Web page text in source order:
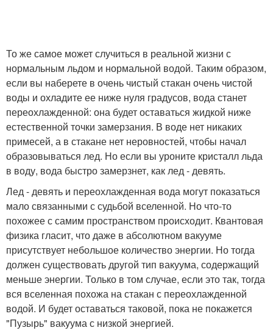
То же самое может случиться в реальной жизни с
нормальным льдом и нормальной водой. Таким образом,
если вы наберете в очень чистый стакан очень чистой
воды и охладите ее ниже нуля градусов, вода станет
переохлажденной: она будет оставаться жидкой ниже
естественной точки замерзания. В воде нет никаких
примесей, а в стакане нет неровностей, чтобы начал
образовываться лед. Но если вы уроните кристалл льда
в воду, вода быстро замерзнет, как лед - девять.
Лед - девять и переохлажденная вода могут показаться
мало связанными с судьбой вселенной. Но что-то
похожее с самим пространством происходит. Квантовая
физика гласит, что даже в абсолютном вакууме
присутствует небольшое количество энергии. Но тогда
должен существовать другой тип вакуума, содержащий
меньше энергии. Только в том случае, если это так, тогда
вся вселенная похожа на стакан с переохлажденной
водой. И будет оставаться таковой, пока не покажется
"Пузырь" вакуума с низкой энергией.